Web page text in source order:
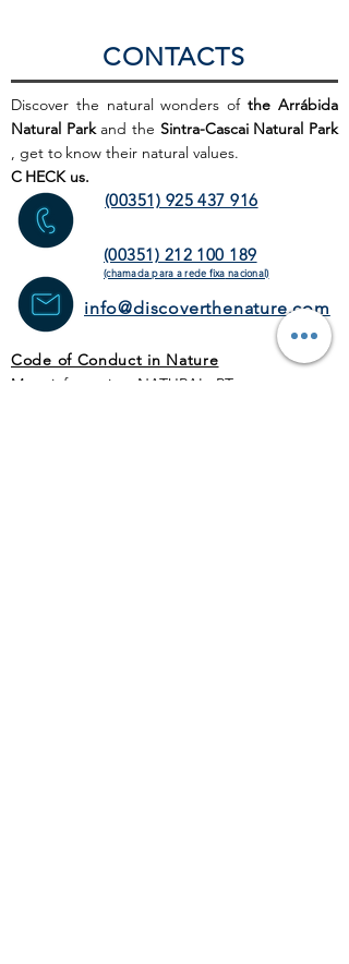
CONTACTS
Discover the natural wonders ofthe Arrábida
Natural Parkand the Sintra-Cascai Natural Park
, get to know their natural values.
C HECK us.
(00351) 925 437 916
(00351) 212 100 189
(chamada para a rede fixa nacional)
info@discoverthenature.com
Code of Conduct in Nature
More information:
NATURAL .PT